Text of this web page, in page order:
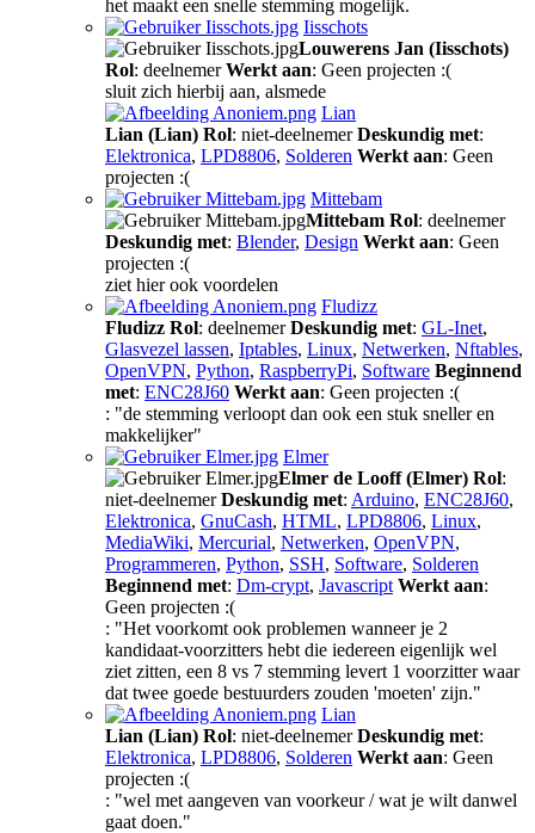
het maakt een snelle stemming mogelijk.
Iisschots
Louwerens Jan (Iisschots)
Rol: deelnemerWerkt aan: Geen projecten :(
sluit zich hierbij aan, alsmede
Lian
Lian (Lian) Rol: niet-deelnemerDeskundig met:
Elektronica, LPD8806, Solderen Werkt aan: Geen
projecten :(
Mittebam
Mittebam Rol: deelnemer
Deskundig met: Blender, Design Werkt aan: Geen
projecten :(
ziet hier ook voordelen
Fludizz
Fludizz Rol: deelnemerDeskundig met: GL-Inet,
Glasvezel lassen, Iptables, Linux, Netwerken, Nftables,
OpenVPN, Python, RaspberryPi, Software Beginnend
met: ENC28J60 Werkt aan: Geen projecten :(
: "de stemming verloopt dan ook een stuk sneller en
makkelijker"
Elmer
Elmer de Looff (Elmer) Rol:
niet-deelnemerDeskundig met: Arduino, ENC28J60,
Elektronica, GnuCash, HTML, LPD8806, Linux,
MediaWiki, Mercurial, Netwerken, OpenVPN,
Programmeren, Python, SSH, Software, Solderen
Beginnend met: Dm-crypt, Javascript Werkt aan:
Geen projecten :(
: "Het voorkomt ook problemen wanneer je 2
kandidaat-voorzitters hebt die iedereen eigenlijk wel
ziet zitten, een 8 vs 7 stemming levert 1 voorzitter waar
dat twee goede bestuurders zouden 'moeten' zijn."
Lian
Lian (Lian) Rol: niet-deelnemerDeskundig met:
Elektronica, LPD8806, Solderen Werkt aan: Geen
projecten :(
: "wel met aangeven van voorkeur / wat je wilt danwel
gaat doen."